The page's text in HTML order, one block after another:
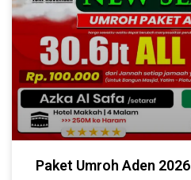
Paket Umroh Aden 2026